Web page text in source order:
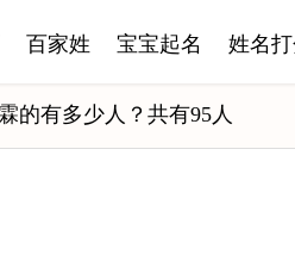
百家姓 宝宝起名 姓名
的有多少人？共有95人